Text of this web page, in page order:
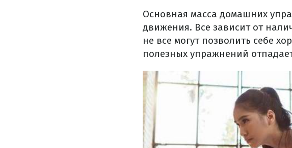
Основная масса домашних
движения. Все зависит от
не все могут позволить себе
полезных упражнений